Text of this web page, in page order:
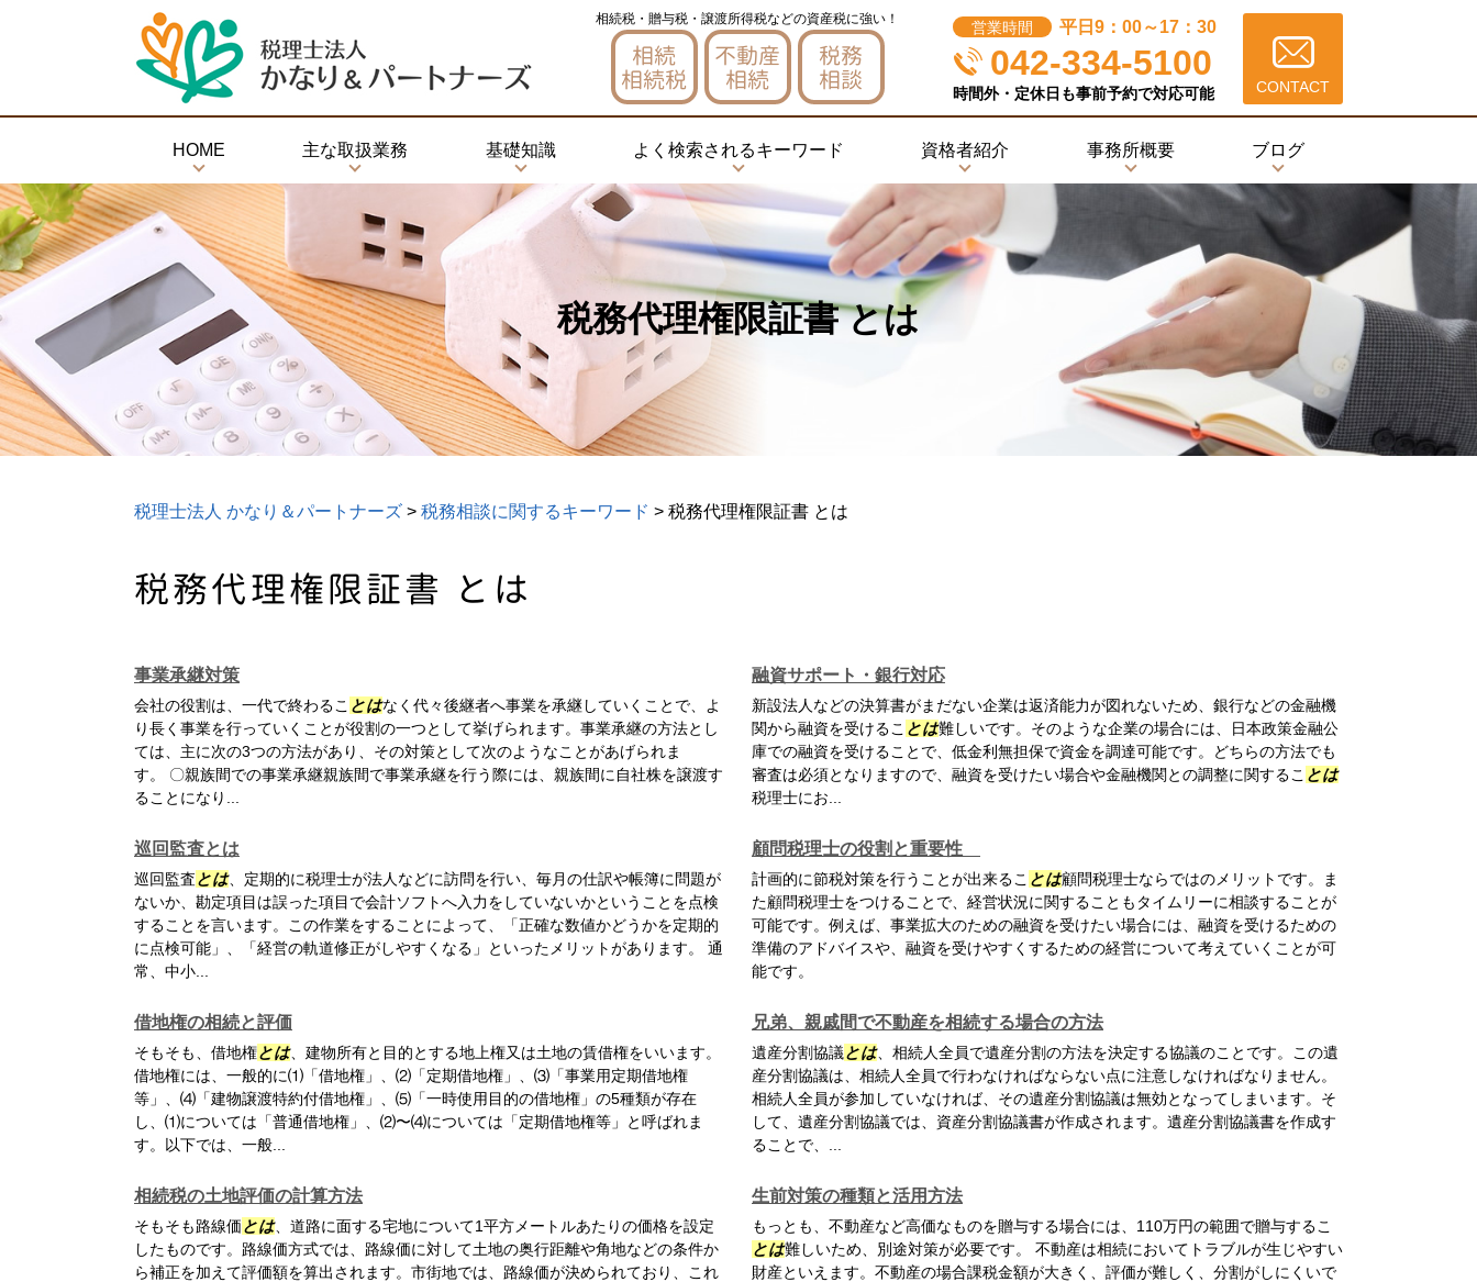
税務代理権限証書 とは
相続税・贈与税・譲渡所得税などの資産税に強い！
相続
相続税
不動産
相続
税務
相談
営業時間 平日9：00～17：30
042-334-5100
時間外・定休日も事前予約で対応可能 CONTACT
HOME 主な取扱業務 基礎知識 よく検索されるキーワード 資格者紹介 事務所概要 ブログ
税理士法人 かなり＆パートナーズ > 税務相談に関するキーワード > 税務代理権限証書 とは
税務代理権限証書 とは
事業承継対策
会社の役割は、一代で終わるこ とはなく代々後継者へ事業を承継していくことで、よ
り長く事業を行っていくことが役割の一つとして挙げられます。事業承継の方法とし
ては、主に次の3つの方法があり、その対策として次のようなことがあげられま
す。 〇親族間での事業承継親族間で事業承継を行う際には、親族間に自社株を譲渡す
ることになり...
融資サポート・銀行対応
新設法人などの決算書がまだない企業は返済能力が図れないため、銀行などの金融機
関から融資を受けるこ とは難しいです。そのような企業の場合には、日本政策金融公
庫での融資を受けることで、低金利無担保で資金を調達可能です。どちらの方法でも
審査は必須となりますので、融資を受けたい場合や金融機関との調整に関するこ とは
税理士にお...
巡回監査とは
巡回監査とは、定期的に税理士が法人などに訪問を行い、毎月の仕訳や帳簿に問題が
ないか、勘定項目は誤った項目で会計ソフトへ入力をしていないかということを点検
することを言います。この作業をすることによって、「正確な数値かどうかを定期的
に点検可能」、「経営の軌道修正がしやすくなる」といったメリットがあります。 通
常、中小...
顧問税理士の役割と重要性
計画的に節税対策を行うことが出来るこ とは顧問税理士ならではのメリットです。ま
た顧問税理士をつけることで、経営状況に関することもタイムリーに相談することが
可能です。例えば、事業拡大のための融資を受けたい場合には、融資を受けるための
準備のアドバイスや、融資を受けやすくするための経営について考えていくことが可
能です。
借地権の相続と評価
そもそも、借地権とは、建物所有と目的とする地上権又は土地の賃借権をいいます。
借地権には、一般的に⑴「借地権」、⑵「定期借地権」、⑶「事業用定期借地権
等」、⑷「建物譲渡特約付借地権」、⑸「一時使用目的の借地権」の5種類が存在
し、⑴については「普通借地権」、⑵〜⑷については「定期借地権等」と呼ばれま
す。以下では、一般...
兄弟、親戚間で不動産を相続する場合の方法
遺産分割協議とは、相続人全員で遺産分割の方法を決定する協議のことです。この遺
産分割協議は、相続人全員で行わなければならない点に注意しなければなりません。
相続人全員が参加していなければ、その遺産分割協議は無効となってしまいます。そ
して、遺産分割協議では、資産分割協議書が作成されます。遺産分割協議書を作成す
ることで、...
相続税の土地評価の計算方法
そもそも路線価とは、道路に面する宅地について1平方メートルあたりの価格を設定
したものです。路線価方式では、路線価に対して土地の奥行距離や角地などの条件か
ら補正を加えて評価額を算出されます。市街地では、路線価が決められており、これ
生前対策の種類と活用方法
もっとも、不動産など高価なものを贈与する場合には、110万円の範囲で贈与するこ
とは難しいため、別途対策が必要です。 不動産は相続においてトラブルが生じやすい
財産といえます。不動産の場合課税金額が大きく、評価が難しく、分割がしにくいで